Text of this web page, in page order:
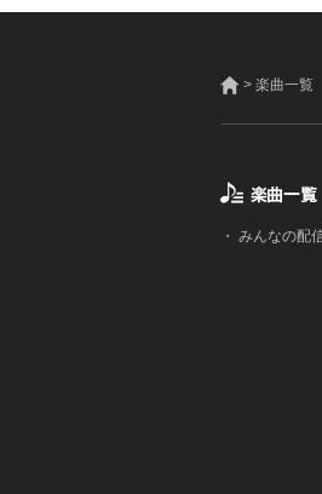
> 楽曲一覧
・ みんなの配